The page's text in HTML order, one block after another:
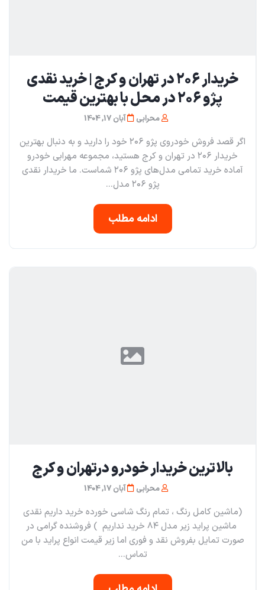
خریدار ۲۰۶ در تهران و کرج | خرید نقدی
پژو ۲۰۶ در محل با بهترین قیمت
محرابی آبان 17, 1404
اگر قصد فروش خودروی پژو ۲۰۶ خود را دارید و به دنبال بهترین
خریدار ۲۰۶ در تهران و کرج هستید، مجموعه مهرابی خودرو
آماده خرید تمامی مدل‌های پژو ۲۰۶ شماست. ما خریدار نقدی
پژو ۲۰۶ مدل...
ادامه مطلب
بالاترین خریدار خودرو درتهران و کرج
محرابی آبان 17, 1404
(ماشین کامل رنگ ، تمام رنگ شاسی خورده خرید داریم نقدی
ماشین پراید زیر مدل ۸۴ خرید نداریم ) فروشنده گرامی در
صورت تمایل بفروش نقد و فوری اما زیر قیمت انواع پراید با من
تماس...